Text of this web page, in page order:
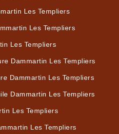
Les Templiers
Les Templiers
Les Templiers
Dammartin Les Templiers
Dammartin Les Templiers
Dammartin Les Templiers
Les Templiers
Les Templiers